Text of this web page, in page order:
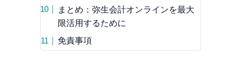
まとめ：弥生会計オンラインを最大
限活用するために
免責事項